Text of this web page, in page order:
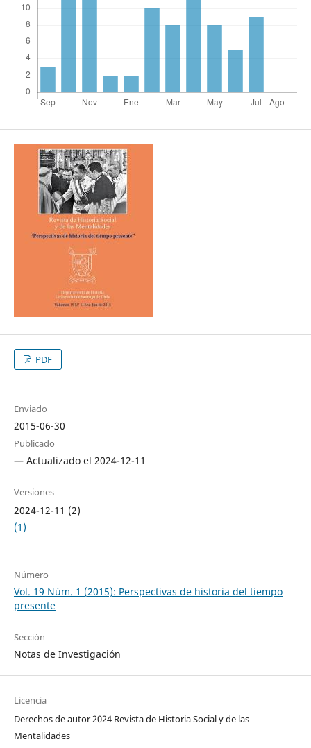
PDF
Enviado
2015-06-30
Publicado
— Actualizado el 2024-12-11
Versiones
2024-12-11 (2)
(1)
Número
Vol. 19 Núm. 1 (2015): Perspectivas de historia del tiempo
presente
Sección
Notas de Investigación
Licencia
Derechos de autor 2024 Revista de Historia Social y de las
Mentalidades